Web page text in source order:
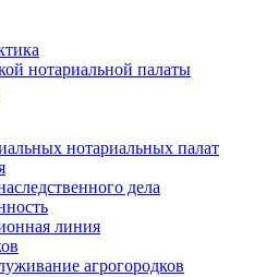
нотариальной палаты
нотариальных палат
дела
линия
агрогородков